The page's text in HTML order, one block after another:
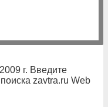
г. Введите
zavtra.ru Web